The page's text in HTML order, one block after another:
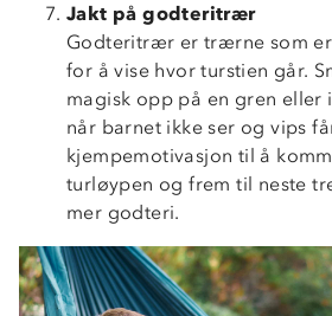
Jakt på godteritrær
Godteritrær er trærne som
for å vise hvor turstien går.
magisk opp på en gren eller
når barnet ikke ser og vips
kjempemotivasjon til å
turløypen og frem til neste
mer godteri.
Om Stormberg
Verdigrunnlag